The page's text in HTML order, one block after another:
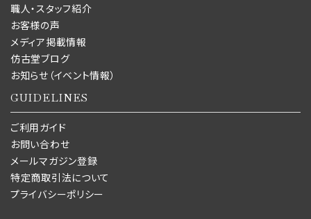
職人・スタッフ紹介
お客様の声
メディア掲載情報
仿古堂ブログ
お知らせ（イベント情報）
GUIDELINES
ご利用ガイド
お問い合わせ
メールマガジン登録
特定商取引法について
プライバシーポリシー